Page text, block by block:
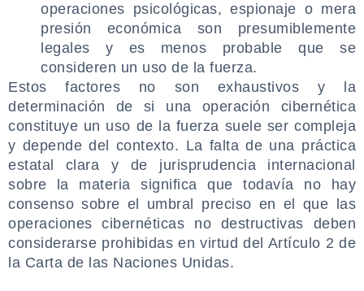
operaciones psicológicas, espionaje o mera
presión económica son presumiblemente
legales y es menos probable que se
consideren un uso de la fuerza.
Estos factores no son exhaustivos y la
determinación de si una operación cibernética
constituye un uso de la fuerza suele ser compleja
y depende del contexto. La falta de una práctica
estatal clara y de jurisprudencia internacional
sobre la materia significa que todavía no hay
consenso sobre el umbral preciso en el que las
operaciones cibernéticas no destructivas deben
considerarse prohibidas en virtud del Artículo 2 de
la Carta de las Naciones Unidas.